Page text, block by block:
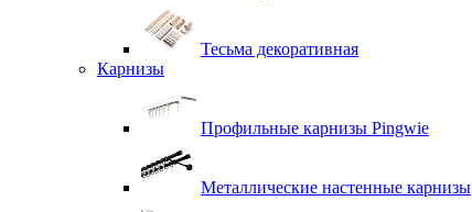
Тесьма декоративная
Карнизы
Профильные карнизы Pingwie
Металлические настенные карнизы